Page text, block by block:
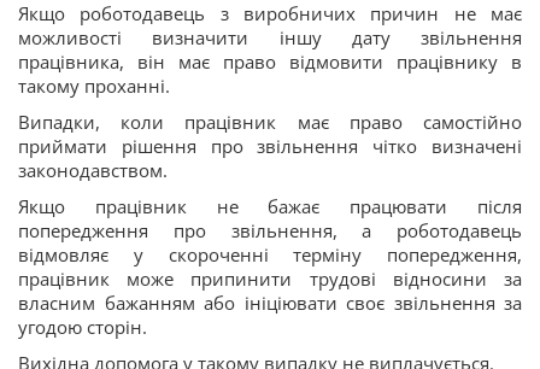
Якщо роботодавець з виробничих причин не має
можливості визначити іншу дату звільнення
працівника, він має право відмовити працівнику в
такому проханні.
Випадки, коли працівник має право самостійно
приймати рішення про звільнення чітко визначені
законодавством.
Якщо працівник не бажає працювати після
попередження про звільнення, а роботодавець
відмовляє у скороченні терміну попередження,
працівник може припинити трудові відносини за
власним бажанням або ініціювати своє звільнення за
угодою сторін.
Вихідна допомога у такому випадку не виплачується.